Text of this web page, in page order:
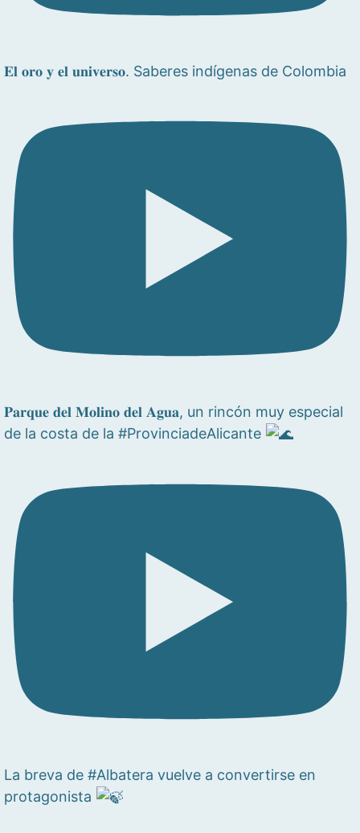
𝐄𝐥 𝐨𝐫𝐨 𝐲 𝐞𝐥 𝐮𝐧𝐢𝐯𝐞𝐫𝐬𝐨. Saberes indígenas de Colombia
𝐏𝐚𝐫𝐪𝐮𝐞 𝐝𝐞𝐥 𝐌𝐨𝐥𝐢𝐧𝐨 𝐝𝐞𝐥 𝐀𝐠𝐮𝐚, un rincón muy especial
de la costa de la #ProvinciadeAlicante
La breva de #Albatera vuelve a convertirse en
protagonista